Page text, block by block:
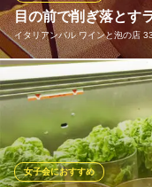
nikuyaki cucina
焼肉イタリアン
新京成線高根公団駅
千葉県船橋市高根台7-10-11
目の前で削ぎ落とす
イタリアンバル ワインと泡の店
スイスの伝統料理「ラ
め、皮が香ばしく中が
てお召し上がりいただ
前で豪快に削ぎ落とす
存分にお楽しみくださ
女子会におすすめ